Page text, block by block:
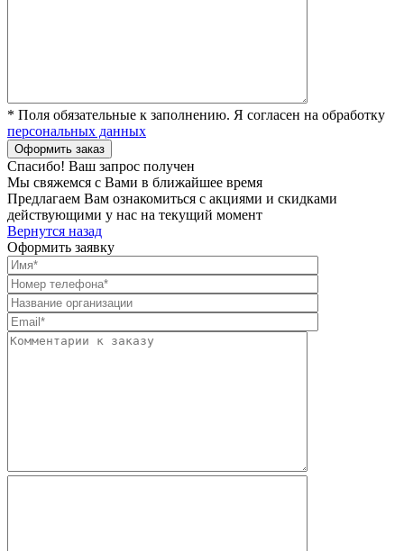
* Поля обязательные к заполнению. Я согласен на обработку
персональных данных
Спасибо! Ваш запрос получен
Мы свяжемся с Вами в ближайшее время
Предлагаем Вам ознакомиться с акциями и скидками
действующими у нас на текущий момент
Вернутся назад
Оформить заявку